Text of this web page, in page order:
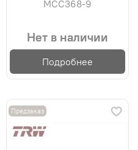
MCC368-9
Нет в наличии
Подробнее
Предзаказ